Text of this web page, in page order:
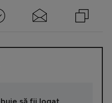
să fii logat.